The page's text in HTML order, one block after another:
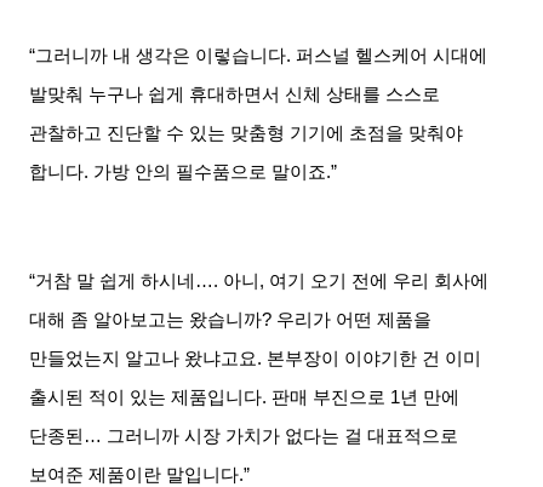
“그러니까 내 생각은 이렇습니다.퍼스널 헬스케어 시대에
발맞춰 누구나 쉽게 휴대하면서 신체 상태를 스스로
관찰하고 진단할 수 있는 맞춤형 기기에 초점을 맞춰야
합니다. 가방 안의 필수품으로 말이죠.”
“거참 말 쉽게 하시네 …. 아니 , 여기 오기 전에 우리 회사에
대해 좀 알아보고는 왔습니까? 우리가 어떤 제품을
만들었는지 알고나 왔냐고요. 본부장이 이야기한 건 이미
출시된 적이 있는 제품입니다. 판매 부진으로 1년 만에
단종된 … 그러니까 시장 가치가 없다는 걸 대표적으로
보여준 제품이란 말입니다.”